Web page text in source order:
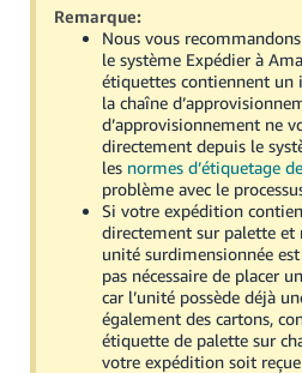
Remarque:
Nous vous
le système Expédier à
étiquettes contiennent
la chaîne
d’approvisionnement ne
directement depuis le
les normes d’étiquetage
problème avec le
Si votre expédition
directement sur palette et
unité surdimensionnée
pas nécessaire de placer
car l’unité possède déjà
également des cartons,
étiquette de palette sur
votre expédition soit